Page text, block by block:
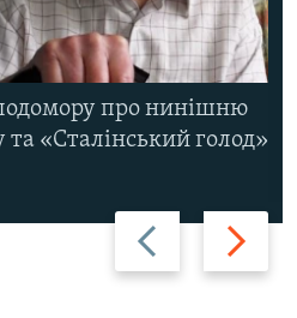
Назад Вперед
про нинішню
та «Сталінський голод»